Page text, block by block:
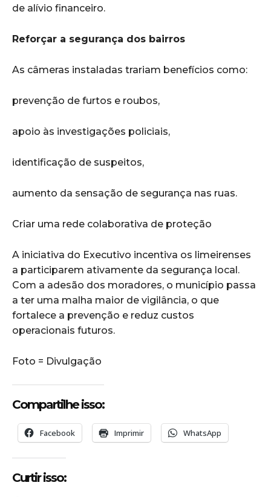
de alívio financeiro.
Reforçar a segurança dos bairros
As câmeras instaladas trariam benefícios como:
prevenção de furtos e roubos,
apoio às investigações policiais,
identificação de suspeitos,
aumento da sensação de segurança nas ruas.
Criar uma rede colaborativa de proteção
A iniciativa do Executivo incentiva os limeirenses
a participarem ativamente da segurança local.
Com a adesão dos moradores, o município passa
a ter uma malha maior de vigilância, o que
fortalece a prevenção e reduz custos
operacionais futuros.
Foto = Divulgação
Compartilhe isso:
Facebook Imprimir WhatsApp
Curtir isso: